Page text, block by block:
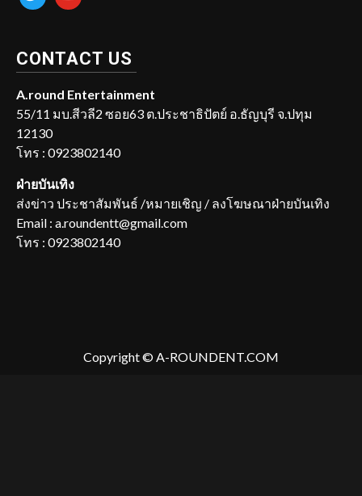
CONTACT US
A.round Entertainment
55/11 มบ.สีวลี2 ซอย63 ต.ประชาธิปัตย์ อ.ธัญบุรี จ.ปทุม
12130
โทร : 0923802140
ฝ่ายบันเทิง
ส่งข่าว ประชาสัมพันธ์ /หมายเชิญ / ลงโฆษณาฝ่ายบันเทิง
Email : a.roundentt@gmail.com
โทร : 0923802140
Copyright © A-ROUNDENT.COM